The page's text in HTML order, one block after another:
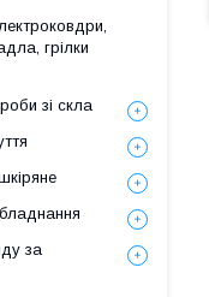
грілки
зі скла
за